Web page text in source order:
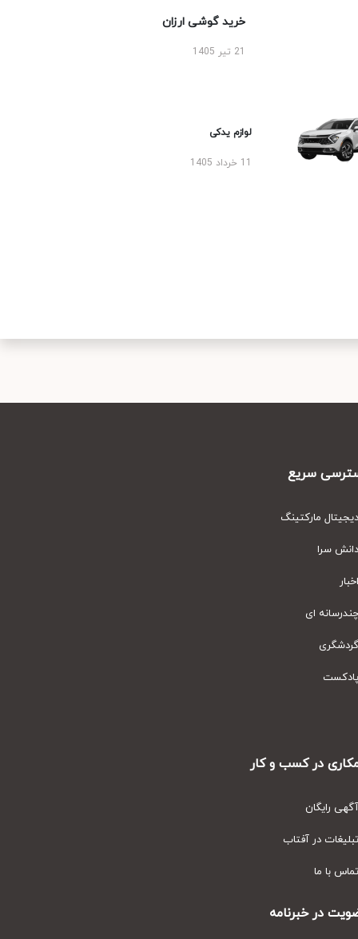
خرید گوشی ارزان
لوازم یدکی
سریع
مارکتینگ
سرا
ای
در کسب و کار
رایگان
در آفتاب
با ما
در خبرنامه